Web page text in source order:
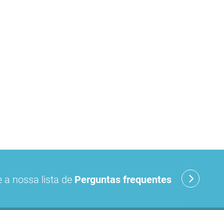
a nossa lista de Perguntas frequentes